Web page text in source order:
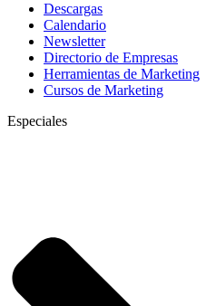
Descargas
Calendario
Newsletter
Directorio de Empresas
Herramientas de Marketing
Cursos de Marketing
Especiales